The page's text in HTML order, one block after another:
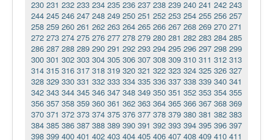
230 231 232 233 234 235 236 237 238 239 240 241 242 243
244 245 246 247 248 249 250 251 252 253 254 255 256 257
258 259 260 261 262 263 264 265 266 267 268 269 270 271
272 273 274 275 276 277 278 279 280 281 282 283 284 285
286 287 288 289 290 291 292 293 294 295 296 297 298 299
300 301 302 303 304 305 306 307 308 309 310 311 312 313
314 315 316 317 318 319 320 321 322 323 324 325 326 327
328 329 330 331 332 333 334 335 336 337 338 339 340 341
342 343 344 345 346 347 348 349 350 351 352 353 354 355
356 357 358 359 360 361 362 363 364 365 366 367 368 369
370 371 372 373 374 375 376 377 378 379 380 381 382 383
384 385 386 387 388 389 390 391 392 393 394 395 396 397
398 399 400 401 402 403 404 405 406 407 408 409 410 411